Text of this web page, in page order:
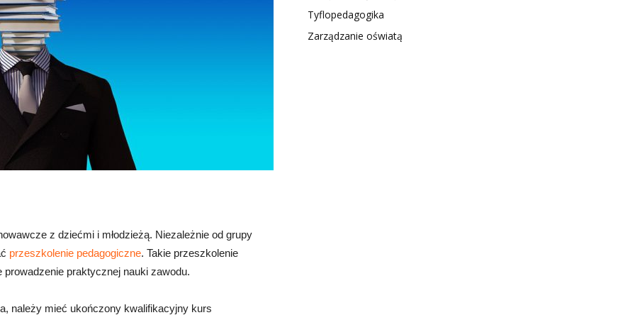
z dziećmi i młodzieżą. Niezależnie od grupy
przeszkolenie pedagogiczne. Takie przeszkolenie
praktycznej nauki zawodu.
należy mieć ukończony kwalifikacyjny kurs
Tyflopedagogika
Zarządzanie oświatą